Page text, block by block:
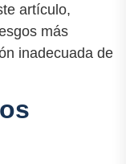
artículo,
más
inadecuada de